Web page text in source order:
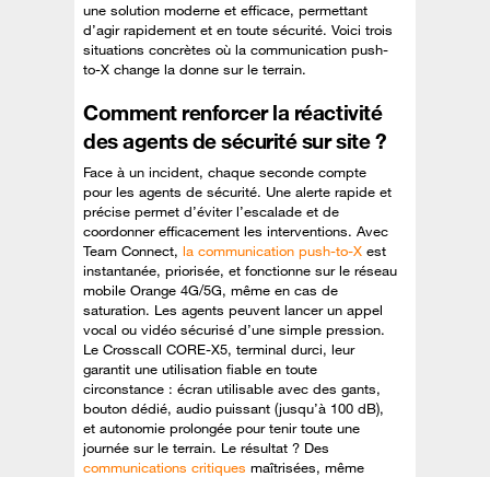
une solution moderne et efficace, permettant
d’agir rapidement et en toute sécurité. Voici trois
situations concrètes où la communication push-
to-X change la donne sur le terrain.
Comment renforcer la réactivité
des agents de sécurité sur site ?
Face à un incident, chaque seconde compte
pour les agents de sécurité. Une alerte rapide et
précise permet d’éviter l’escalade et de
coordonner efficacement les interventions. Avec
Team Connect, la communication push-to-X est
instantanée, priorisée, et fonctionne sur le réseau
mobile Orange 4G/5G, même en cas de
saturation. Les agents peuvent lancer un appel
vocal ou vidéo sécurisé d’une simple pression.
Le Crosscall CORE-X5, terminal durci, leur
garantit une utilisation fiable en toute
circonstance : écran utilisable avec des gants,
bouton dédié, audio puissant (jusqu’à 100 dB),
et autonomie prolongée pour tenir toute une
journée sur le terrain. Le résultat ? Des
communications critiques maîtrisées, même